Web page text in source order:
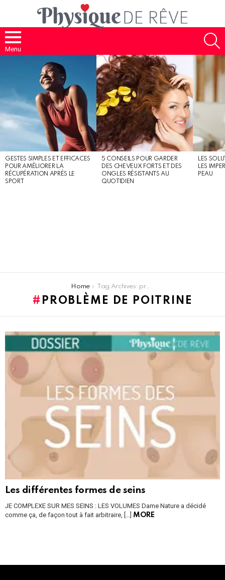
Menu
GESTES SIMPLES ET EFFICACES
POUR AMÉLIORER LA
RÉCUPÉRATION APRÈS LE
SPORT
5 CONSEILS POUR GARDER
DES CHEVEUX FORTS ET DES
ONGLES RÉSISTANTS AU
QUOTIDIEN
LES
LES
PEAU
Home Tag Archives: problème de poitrine
PROBLÈME DE POITRINE
LATEST
STORIES
Les différentes formes de seins
JE COMPLEXE SUR MES SEINS : LES VOLUMES Dame Nature a décidé
comme ça, de façon tout à fait arbitraire, […] MORE